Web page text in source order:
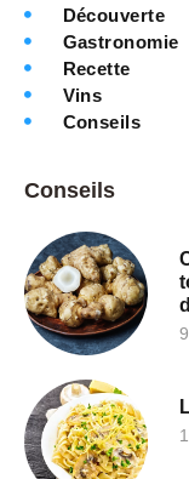
Découverte
Gastronomie
Recette
Vins
Conseils
Conseils